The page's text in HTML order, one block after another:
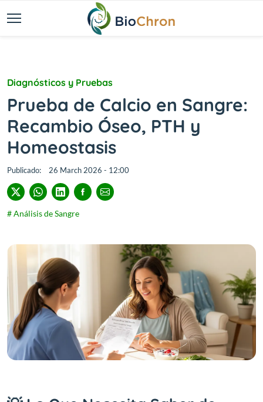
Diagnósticos y Pruebas
Prueba de Calcio en Sangre:
Recambio Óseo, PTH y
Homeostasis
Publicado: 26 March 2026 - 12:00
# Análisis de Sangre